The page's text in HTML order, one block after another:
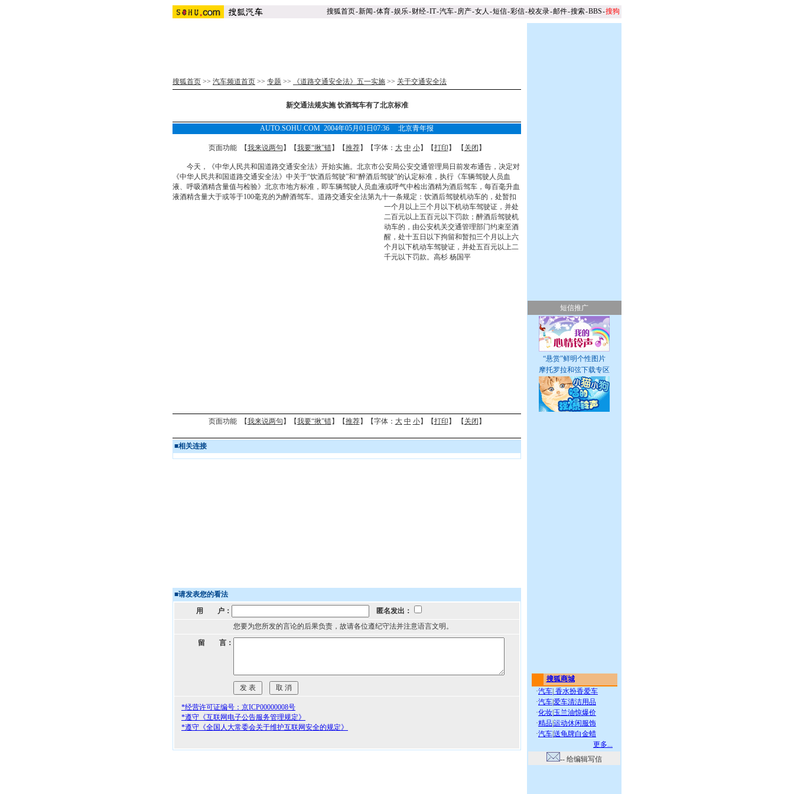
搜狐首页-新闻-体育-娱乐-财经-IT-汽车-房产-女人 -短信-彩信-校友录-邮件-搜索-BBS-搜狗
搜狐首页 >> 汽车频道首页 >> 专题 >> 《道路交通安全法》五一实施 >> 关于交通安全法
新交通法规实施 饮酒驾车有了北京标准
AUTO.SOHU.COM 2004年05月01日07:36 北京青年报
页面功能 【我来说两句 】【我要“揪”错】【推荐】【字体： 大 中 小】【打印 】 【 关闭 】
今天，《中华人民共和国道路交通安全法》开始实施。北京市公安局公安交通管理局日前发布通告，决定对
《中华人民共和国道路交通安全法》中关于“饮酒后驾驶”和“醉酒后驾驶”的认定标准，执行《车辆驾驶人员血
液、呼吸酒精含量值与检验》北京市地方标准，即车辆驾驶人员血液或呼气中检出酒精为酒后驾车，每百毫升血
液酒精含量大于或等于100毫克的为醉酒驾车。 道路交通安全法第九十一条规定：饮酒后驾驶机动车的，处暂扣
一个月以上三个月以下机动车驾驶证，并处
二百元以上五百元以下罚款；醉酒后驾驶机
动车的，由公安机关交通管理部门约束至酒
醒，处十五日以下拘留和暂扣三个月以上六
个月以下机动车驾驶证，并处五百元以上二
千元以下罚款。高杉 杨国平
页面功能 【我来说两句 】【我要“揪”错】【推荐】【字体： 大 中 小】【打印 】 【 关闭 】
■相关连接
■请发表您的看法
用 户：
匿名发出：
您要为您所发的言论的后果负责，故请各位遵纪守法并注意语言文明。
留 言：
*经营许可证编号：京ICP00000008号
*遵守《互联网电子公告服务管理规定》
*遵守《全国人大常委会关于维护互联网安全的规定》
短信推广
“悬赏”鲜明个性图片
摩托罗拉和弦下载专区
搜狐商城
·汽车 香水扮香爱车
·汽车爱车清洁用品
·化妆 玉兰油惊爆价
·精品运动休闲服饰
·汽车送龟牌白金蜡
更多...
-- 给编辑写信